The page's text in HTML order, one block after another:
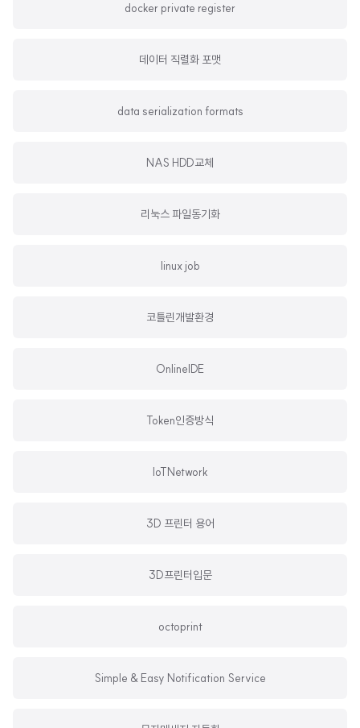
docker private register
데이터 직렬화 포맷
data serialization formats
NAS HDD교체
리눅스 파일동기화
linux job
코틀린개발환경
OnlineIDE
Token인증방식
IoTNetwork
3D 프린터 용어
3D프린터입문
octoprint
Simple & Easy Notification Service